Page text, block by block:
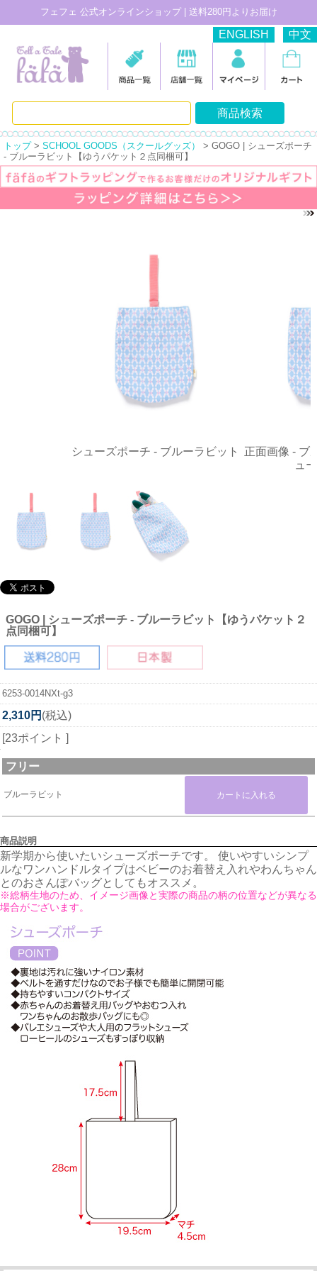
フェフェ 公式オンラインショップ | 送料280円よりお届け
ENGLISH 中文
トップ> SCHOOL GOODS（スクールグッズ）
> GOGO | シューズポーチ
- ブルーラビット【ゆうパケット２点同梱可】
シューズポーチ - ブルーラビット
正面画像 - ブ
ュ
GOGO | シューズポーチ - ブルーラビット【ゆうパケット２
点同梱可】
6253-0014NXt-g3
2,310円 (税込)
[23ポイント ]
フリー
ブルーラビット
商品説明
新学期から使いたいシューズポーチです。 使いやすいシンプ
ルなワンハンドルタイプはベビーのお着替え入れやわんちゃん
とのおさんぽバッグとしてもオススメ。
※総柄生地のため、イメージ画像と実際の商品の柄の位置などが異なる
場合がございます。